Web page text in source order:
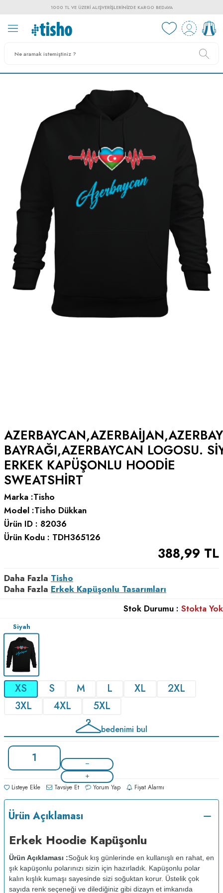
1000 TL VE ÜZERI ALIŞVERIŞLERINIZDE KARGO BEDAVA
BAYRAĞI,AZERBAYCAN LOGOSU.
ERKEK KAPÜŞONLU HOODIE
SWEATSHIRT
Marka :Tisho
Model :Tisho Dükkan
Ürün ID : 82036
Ürün Kodu : TDH365126
388,99 TL
Daha Fazla Tisho
Daha Fazla Erkek Kapüşonlu Tasarımları
Stok Durumu : Stokta Yok
Siyah
XS S M L XL
2XL
3XL
4XL 5XL
bedenimi bul
Listeye Ekle Tavsiye Et Yorum Yap Fiyat Alarmı
Ürün Açıklaması
Erkek Hoodie Kapüşonlu
Ürün Açıklaması :Soğuk kış günlerinde en kullanışlı en rahat, en
şık kapüşonlu polarınızı sizin için hazırladık. Kapüşonlu polar
kalın kışlık kumaşı sayesinde sizi soğuktan korur. Üstelik çok
sayıda renk seçeneği ve dilediğiniz gibi dizayn et imkanıda